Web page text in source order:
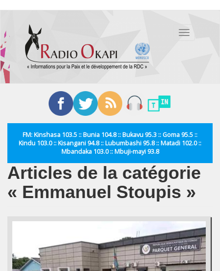
contenu
principal
Toggle
FM: Kinshasa 103.5 :: Bunia 104.8 :: Bukavu 95.3 :: Goma 95.5 ::
Kindu 103.0 :: Kisangani 94.8 :: Lubumbashi 95.8 :: Matadi 102.0 ::
Mbandaka 103.0 :: Mbuji-mayi 93.8
Articles de la catégorie
« Emmanuel Stoupis »